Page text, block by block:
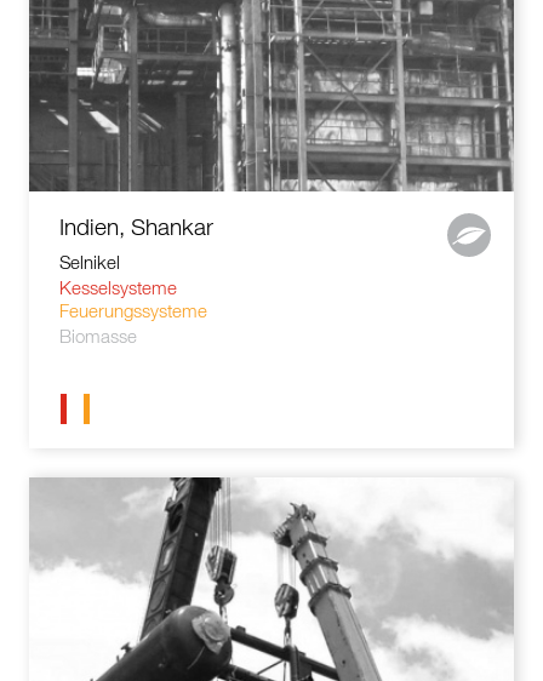
Indien, Shankar
Selnikel
Kesselsysteme
Feuerungssysteme
Biomasse